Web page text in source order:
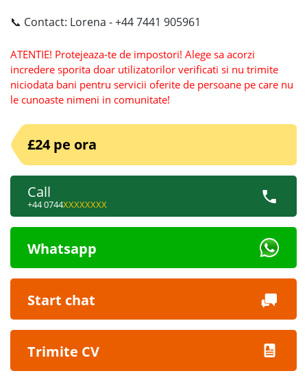
📞 Contact: Lorena - +44 7441 905961
ATENTIE! Protejeaza-te de impostori! Alege sa acorzi
incredere sporita doar utilizatorilor verificati si nu trimite
niciodata bani pentru servicii oferite de persoane pe care nu
le cunoaste nimeni in comunitate!
£24 pe ora
Call
+44 0744XXXXXXXX
Whatsapp
Start chat
Trimite CV